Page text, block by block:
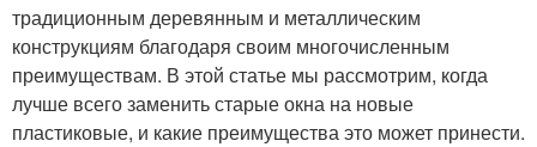
традиционным деревянным и металлическим
конструкциям благодаря своим многочисленным
преимуществам. В этой статье мы рассмотрим, когда
лучше всего заменить старые окна на новые
пластиковые, и какие преимущества это может принести.